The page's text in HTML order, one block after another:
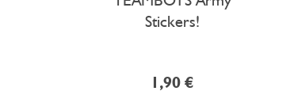
Stickers!
1,90 €